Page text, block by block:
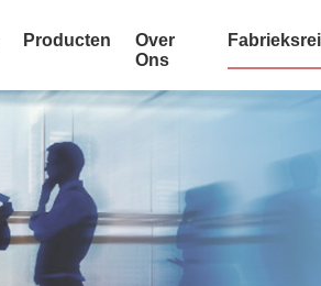
Producten
Over
Ons